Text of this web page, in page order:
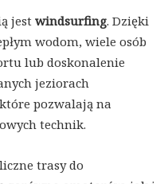
jest windsurfing. Dzięki
wodom, wiele osób
lub doskonalenie
jeziorach
pozwalają na
technik.
trasy do